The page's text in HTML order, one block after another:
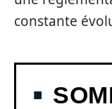
constante